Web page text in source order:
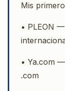
Mis
• PLEON
• Ya.com
.com